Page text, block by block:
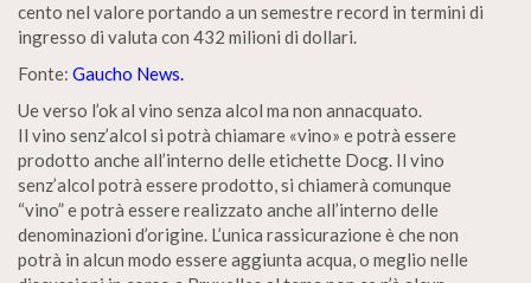
cento nel valore portando a un semestre record in termini di
ingresso di valuta con 432 milioni di dollari.
Fonte: Gaucho News.
Ue verso l’ok al vino senza alcol ma non annacquato.
Il vino senz’alcol si potrà chiamare «vino» e potrà essere
prodotto anche all’interno delle etichette Docg. Il vino
senz’alcol potrà essere prodotto, si chiamerà comunque
“vino” e potrà essere realizzato anche all’interno delle
denominazioni d’origine. L’unica rassicurazione è che non
potrà in alcun modo essere aggiunta acqua, o meglio nelle